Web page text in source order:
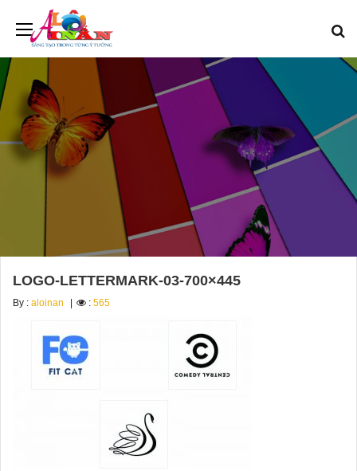
LOGO-LETTERMARK-03-700×445
By : aloinan : 565